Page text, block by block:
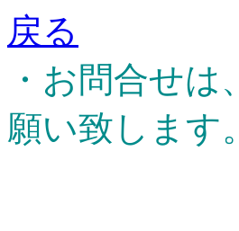
戻る
・お問合せは、
願い致します。